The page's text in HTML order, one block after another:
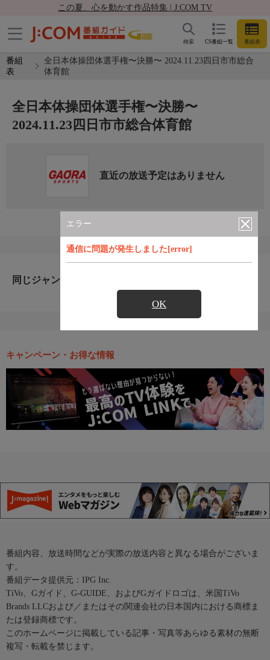
この夏、心を動かす作品特集 | J:COM TV
CS番組一覧 番組表
検索
番組
表
全日本体操団体選手権〜決勝〜 2024.11.23四日市市総合
体育館
エラー
通信に問題が発生しました[error]
OK
全日本体操団体選手権〜決勝〜
2024.11.23四日市市総合体育館
直近の放送予定はありません
同じジャンルのおすすめ番組
キャンペーン・お得な情報
番組内容、放送時間などが実際の放送内容と異なる場合がございま
す。
番組データ提供元：IPG Inc.
TiVo、Gガイド、G-GUIDE、およびGガイドロゴは、米国TiVo
Brands LLCおよび／またはその関連会社の日本国内における商標ま
たは登録商標です。
このホームページに掲載している記事・写真等あらゆる素材の無断
複写・転載を禁じます。